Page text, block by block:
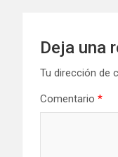
Deja una
Tu dirección de
Comentario *